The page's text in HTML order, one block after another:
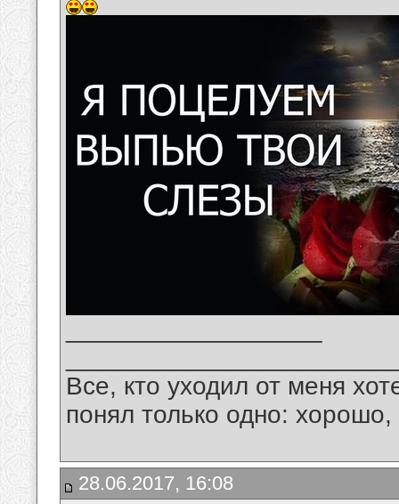
Все, кто уходил от меня
понял только одно:
28.06.2017, 16:08